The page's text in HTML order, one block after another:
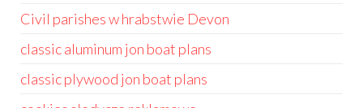
Civil parishes w hrabstwie Devon
classic aluminum jon boat plans
classic plywood jon boat plans